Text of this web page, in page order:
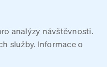
analýzy návštěvnosti.
služby. Informace o